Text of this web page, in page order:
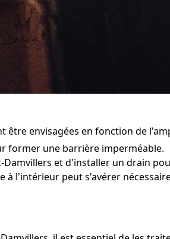
envisagées en fonction de
former une barrière imperméable.
et d'installer un drain
l'intérieur peut s'avérer